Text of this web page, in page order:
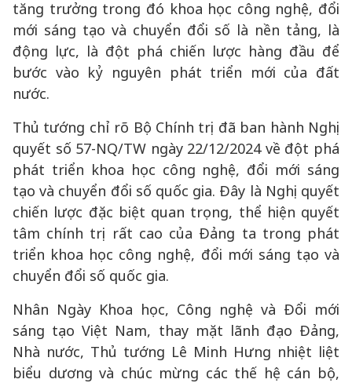
tăng trưởng trong đó khoa học công nghệ, đổi
mới sáng tạo và chuyển đổi số là nền tảng, là
động lực, là đột phá chiến lược hàng đầu để
bước vào kỷ nguyên phát triển mới của đất
nước.
Thủ tướng chỉ rõ Bộ Chính trị đã ban hành Nghị
quyết số 57-NQ/TW ngày 22/12/2024 về đột phá
phát triển khoa học công nghệ, đổi mới sáng
tạo và chuyển đổi số quốc gia. Đây là Nghị quyết
chiến lược đặc biệt quan trọng, thể hiện quyết
tâm chính trị rất cao của Đảng ta trong phát
triển khoa học công nghệ, đổi mới sáng tạo và
chuyển đổi số quốc gia.
Nhân Ngày Khoa học, Công nghệ và Đổi mới
sáng tạo Việt Nam, thay mặt lãnh đạo Đảng,
Nhà nước, Thủ tướng Lê Minh Hưng nhiệt liệt
biểu dương và chúc mừng các thế hệ cán bộ,